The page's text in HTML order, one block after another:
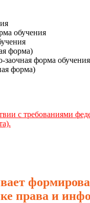
обучения
форма)
заочная форма
форма)
с требованиями
права и